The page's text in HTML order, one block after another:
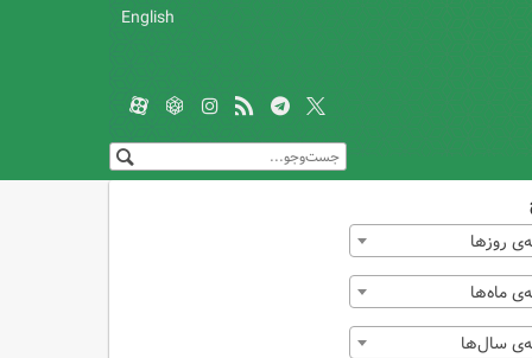
English
روزها
ماه‌ها
سال‌ها